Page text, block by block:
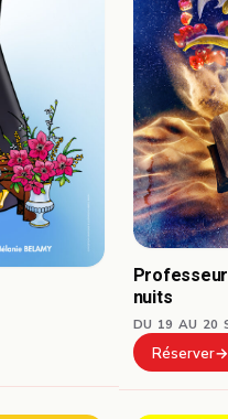
nuits
DU 19 AU 20
Réserver